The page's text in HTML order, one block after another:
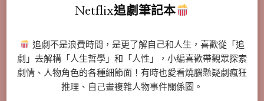
Netflix追劇筆記本
追劇不是浪費時間，是更了解自己和人生，喜歡從「追
劇」去解構「人生哲學」和「人性」，小編喜歡帶觀眾探索
劇情、人物角色的各種細節面！有時也愛看燒腦懸疑劇瘋狂
推理、自己畫複雜人物事件關係圖。